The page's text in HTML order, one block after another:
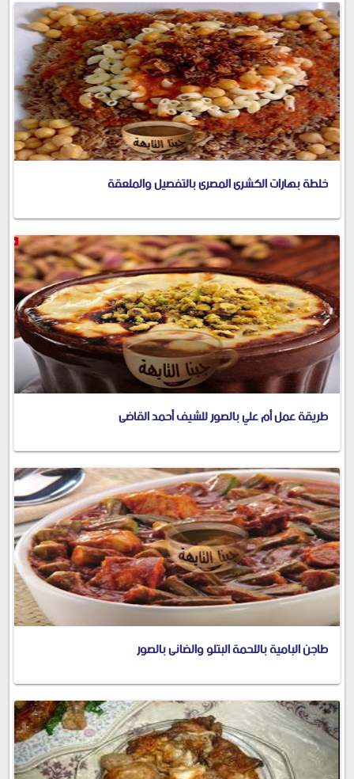
خلطة بهارات الكشرى المصرى بالتفصيل والملعقة
طريقة عمل أم علي بالصور للشيف أحمد القاضى
طاجن البامية باللحمة البتلو والضانى بالصور